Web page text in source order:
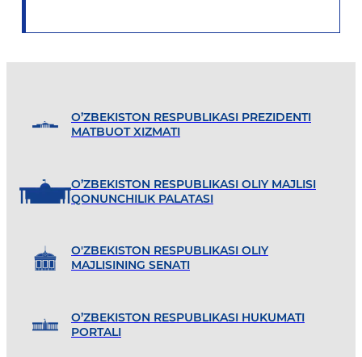
O’ZBEKISTON RESPUBLIKASI PREZIDENTI
MATBUOT XIZMATI
O’ZBEKISTON RESPUBLIKASI OLIY MAJLISI
QONUNCHILIK PALATASI
O'ZBEKISTON RESPUBLIKASI OLIY
MAJLISINING SENATI
O’ZBEKISTON RESPUBLIKASI HUKUMATI
PORTALI